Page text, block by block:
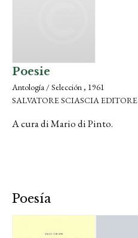
Poesie
Antología / Selección , 1961
SALVATORE SCIASCIA EDITORE
A cura di Mario di Pinto.
Poesía